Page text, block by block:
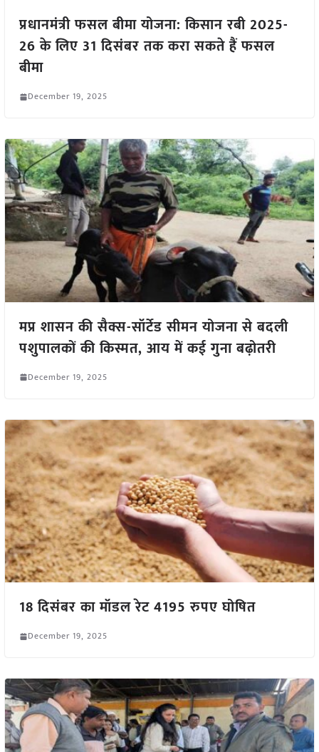
प्रधानमंत्री फसल बीमा योजना: किसान रबी 2025-
26 के लिए 31 दिसंबर तक करा सकते हैं फसल
बीमा
December 19, 2025
मप्र शासन की सैक्स-सॉर्टेड सीमन योजना से बदली
पशुपालकों की किस्मत, आय में कई गुना बढ़ोतरी
December 19, 2025
18 दिसंबर का मॉडल रेट 4195 रुपए घोषित
December 19, 2025